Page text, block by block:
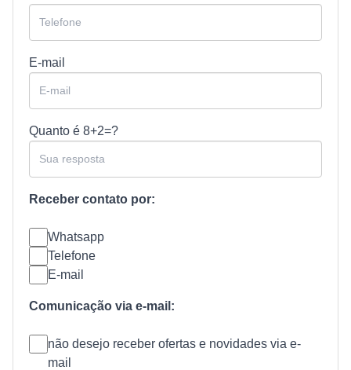
E-mail
Quanto é 8+2=?
Receber contato por:
Whatsapp
Telefone
E-mail
Comunicação via e-mail:
não desejo receber ofertas e novidades via e-
mail